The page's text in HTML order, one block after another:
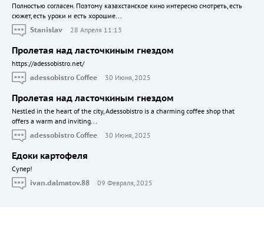
Полностью согласен. Поэтому казахстанское кино интересно смотреть, есть
сюжет, есть уроки и есть хорошие...
Stanislav
28 Апреля 11:13
Пролетая над ласточкиным гнездом
https://adessobistro.net/
adessobistro Coffee
30 Июня, 2025
Пролетая над ласточкиным гнездом
Nestled in the heart of the city, Adessobistro is a charming coffee shop that
offers a warm and inviting...
adessobistro Coffee
30 Июня, 2025
Едоки картофеля
Cупер!
ivan.dalmatov.88
09 Февраля, 2025